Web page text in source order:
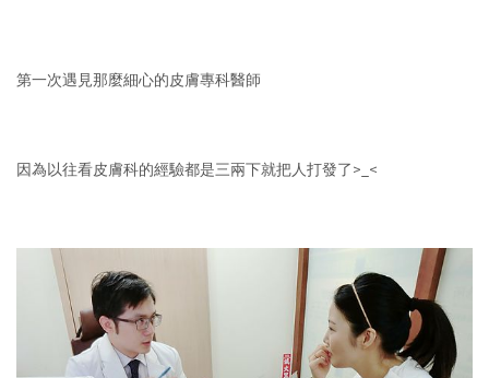
第一次遇見那麼細心的皮膚專科醫師
因為以往看皮膚科的經驗都是三兩下就把人打發了 >_<